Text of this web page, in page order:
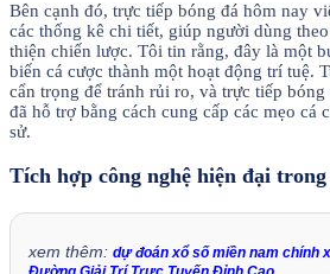
Bên cạnh đó, trực tiếp bóng đá hôm nay
các thống kê chi tiết, giúp người dùng
thiện chiến lược. Tôi tin rằng, đây là một
biến cá cược thành một hoạt động trí tuệ.
cẩn trọng để tránh rủi ro, và trực tiếp
đã hỗ trợ bằng cách cung cấp các mẹo cá
sử.
Tích hợp công nghệ hiện đại
xem thêm: dự đoán xổ số miền nam chính